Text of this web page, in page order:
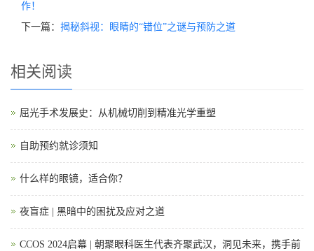
作！
下一篇： 揭秘斜视：眼睛的“错位”之谜与预防之道
相关阅读
屈光手术发展史：从机械切削到精准光学重塑
自助预约就诊须知
什么样的眼镜，适合你？
夜盲症 | 黑暗中的困扰及应对之道
CCOS 2024启幕 | 朝聚眼科医生代表齐聚武汉，洞见未来，携手前